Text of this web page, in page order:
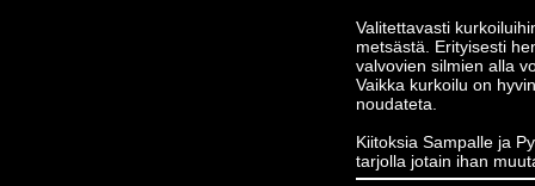
Valitettavasti
metsästä. Erityisesti
valvovien silmien alla
Vaikka kurkoilu on
noudateta.
Kiitoksia Sampalle ja
tarjolla jotain ihan